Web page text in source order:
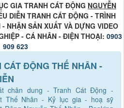
GIA TRANH CÁT ĐỘNG NGUYỄN
DIỄN TRANH CÁT ĐỘNG - TRÌNH
NHẬN SẢN XUẤT VÀ DỰNG VIDEO
- CÁ NHÂN - ĐIỆN THOẠI: 0903
909 623
ĐỘNG THẾ NHÂN -
chân dung - Tranh Cát Động -
Thế Nhân - Kỷ lục gia - hoạ sỹ